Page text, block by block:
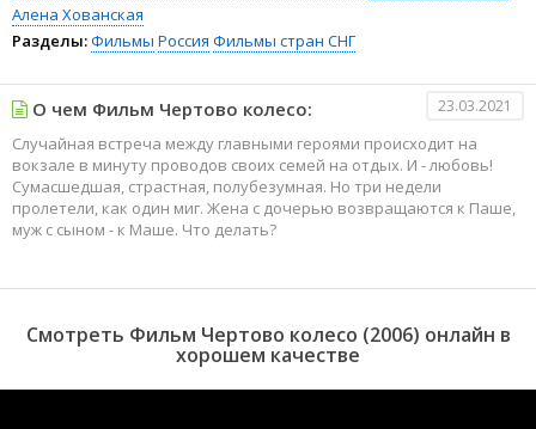
Алена Хованская
Разделы:Фильмы Россия Фильмы стран СНГ
О чем Фильм Чертово колесо: 23.03.2021
Случайная встреча между главными героями происходит на
вокзале в минуту проводов своих семей на отдых. И - любовь!
Сумасшедшая, страстная, полубезумная. Но три недели
пролетели, как один миг. Жена с дочерью возвращаются к Паше,
муж с сыном - к Маше. Что делать?
Смотреть Фильм Чертово колесо (2006) онлайн в
хорошем качестве